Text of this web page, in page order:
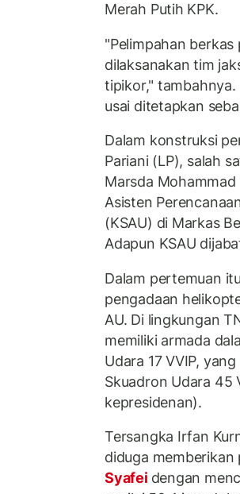
Merah Putih KPK.
"Pelimpahan
dilaksanakan tim
tipikor,"
usai ditetapkan
Dalam konstruksi
Pariani (LP), salah
Marsda
Asisten
(KSAU) di Markas
Adapun KSAU
Dalam pertemuan
pengadaan
AU. Di lingkungan
memiliki armada
Udara 17 VVIP,
Skuadron Udara 45
kepresidenan).
Tersangka Irfan
diduga
Syafei dengan